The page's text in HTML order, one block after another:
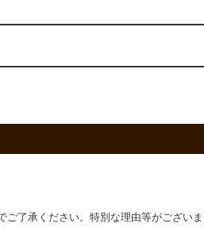
了承ください。特別な理由等がございま